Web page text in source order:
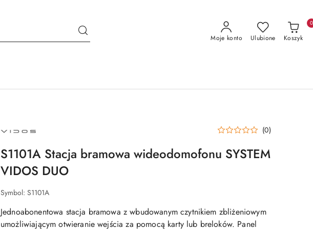
Moje konto Ulubione Koszyk
0
PRODUCENTA: (0)
S1101A Stacja bramowa wideodomofonu SYSTEM
VIDOS DUO
Symbol: S1101A
Jednoabonentowa stacja bramowa z wbudowanym czytnikiem zbliżeniowym
umożliwiającym otwieranie wejścia za pomocą karty lub breloków. Panel